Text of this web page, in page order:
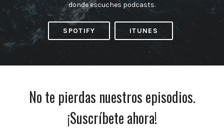
donde escuches podcasts.
SPOTIFY ITUNES
No te pierdas nuestros episodios.
¡Suscríbete ahora!